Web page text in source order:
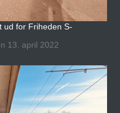
ud for Friheden S-
13. april 2022